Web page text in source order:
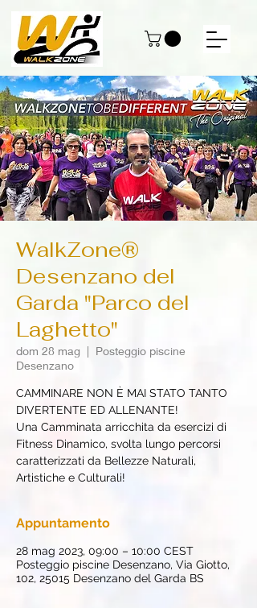
WalkZone®
Desenzano del
Garda "Parco del
Laghetto"
dom 28 mag
  |
Posteggio piscine
Desenzano
CAMMINARE NON È MAI STATO TANTO
DIVERTENTE ED ALLENANTE!
Una Camminata arricchita da esercizi di
Fitness Dinamico, svolta lungo percorsi
caratterizzati da Bellezze Naturali,
Artistiche e Culturali!
Appuntamento
28 mag 2023, 09:00 – 10:00 CEST
Posteggio piscine Desenzano, Via Giotto,
102, 25015 Desenzano del Garda BS